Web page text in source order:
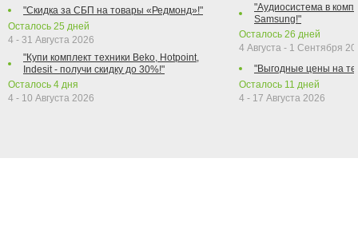
"Скидка за СБП на товары «Редмонд»!"
Осталось 25 дней
4 - 31 Августа 2026
"Купи комплект техники Beko, Hotpoint,
Indesit - получи скидку до 30%!"
Осталось 4 дня
4 - 10 Августа 2026
"Аудиосистема в
Samsung!"
Осталось 26 дней
4 Августа - 1 Сентября
"Выгодные цены на
Осталось 11 дней
4 - 17 Августа 2026